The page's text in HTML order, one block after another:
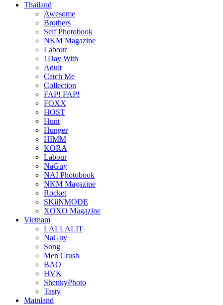
Thailand
Awesome
Brothers
Self Photobook
NKM Magazine
Labour
1Day With
Adult
Catch Me
Collection
FAP! FAP!
FOXX
HOST
Hunt
Hunger
HIMM
KORA
Labour
NaGuy
NAI Photobook
NKM Magazine
Rocket
SKiiNMODE
XOXO Magazine
Vietnam
LALLALIT
NaGuy
Song
Men Crush
BAO
HVK
ShenkyPhoto
Tasty
Mainland